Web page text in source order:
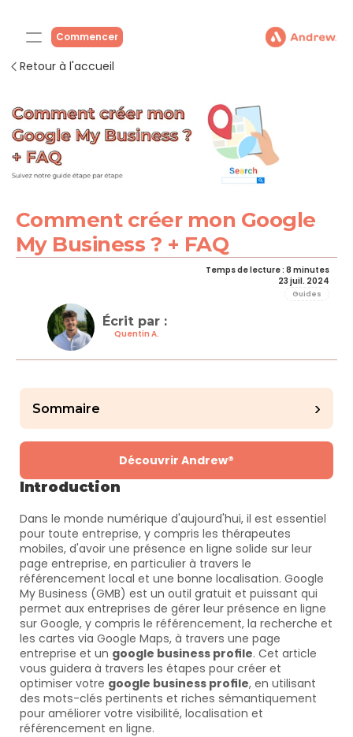
Commencer
Retour à l'accueil
Comment créer mon Google
My Business ? + FAQ
Temps de lecture : 8 minutes
23 juil. 2024
Guides
Écrit par :
Quentin A.
Sommaire ›
Découvrir Andrew®
Introduction
Dans le monde numérique d'aujourd'hui, il est essentiel
pour toute entreprise, y compris les thérapeutes
mobiles, d'avoir une présence en ligne solide sur leur
page entreprise, en particulier à travers le
référencement local et une bonne localisation. Google
My Business (GMB) est un outil gratuit et puissant qui
permet aux entreprises de gérer leur présence en ligne
sur Google, y compris le référencement, la recherche et
les cartes via Google Maps, à travers une page
entreprise et un google business profile. Cet article
vous guidera à travers les étapes pour créer et
optimiser votre google business profile, en utilisant
des mots-clés pertinents et riches sémantiquement
pour améliorer votre visibilité, localisation et
référencement en ligne.